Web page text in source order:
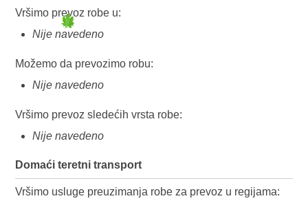
Vršimo prevoz robe u:
Nije navedeno
Možemo da prevozimo robu:
Nije navedeno
Vršimo prevoz sledećih vrsta robe:
Nije navedeno
Domaći teretni transport
Vršimo usluge preuzimanja robe za prevoz u regijama: